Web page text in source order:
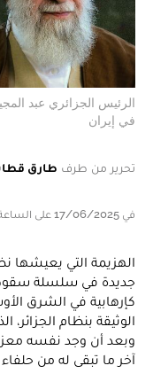
الرئيس الجزائري عبد
في إيران
تحرير من طرف طارق
في 17/06/2025 على الساعة 12:15
الهزيمة التي يعيشها
جديدة في سلسلة
كإرهابية في الشرق
الوثيقة بنظام
وبعد أن وجد نفسه
آخر ما تبقى له من